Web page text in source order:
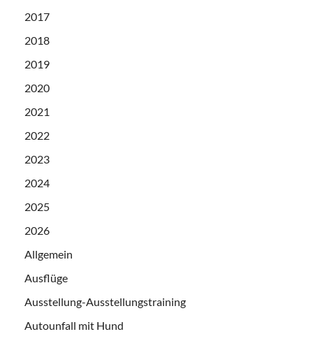
2017
2018
2019
2020
2021
2022
2023
2024
2025
2026
Allgemein
Ausflüge
Ausstellung-Ausstellungstraining
Autounfall mit Hund